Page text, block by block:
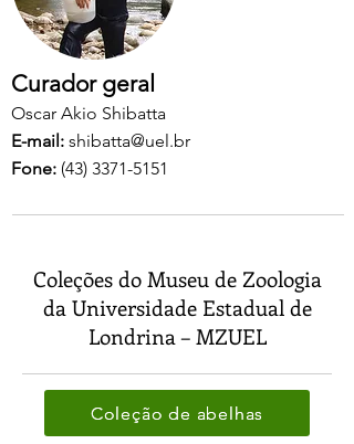
Curador geral
Oscar Akio Shibatta
E-mail: shibatta@uel.br
Fone: (43) 3371-5151
Coleções do Museu de Zoologia
da Universidade Estadual de
Londrina – MZUEL
Coleção de abelhas